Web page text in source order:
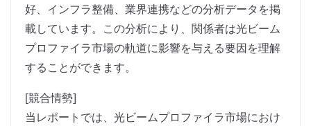
好、インフラ整備、業界連携などの分析データを掲
載しています。この分析により、関係者は光ビーム
プロファイラ市場の軌道に影響を与える要因を理解
することができます。
[競合情勢]
当レポートでは、光ビームプロファイラ市場におけ